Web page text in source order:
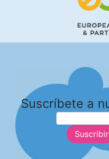
Suscríbete a